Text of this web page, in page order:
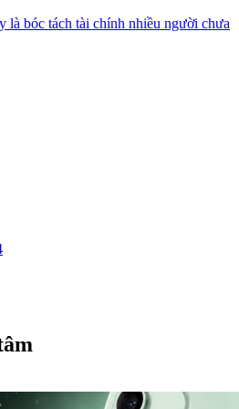
là bóc tách tài chính nhiều người chưa